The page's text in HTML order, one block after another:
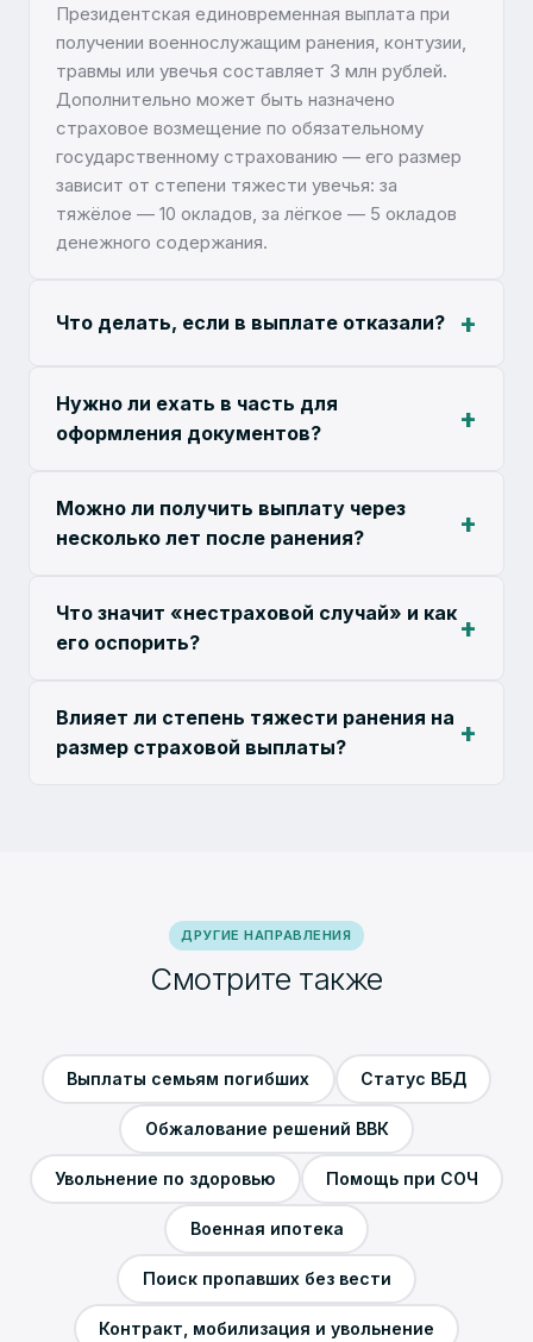
Президентская единовременная выплата при
получении военнослужащим ранения, контузии,
травмы или увечья составляет 3 млн рублей.
Дополнительно может быть назначено
страховое возмещение по обязательному
государственному страхованию — его размер
зависит от степени тяжести увечья: за
тяжёлое — 10 окладов, за лёгкое — 5 окладов
денежного содержания.
Что делать, если в выплате отказали?
Нужно ли ехать в часть для
оформления документов?
Можно ли получить выплату через
несколько лет после ранения?
Что значит «нестраховой случай» и как
его оспорить?
Влияет ли степень тяжести ранения на
размер страховой выплаты?
ДРУГИЕ НАПРАВЛЕНИЯ
Смотрите также
Выплаты семьям погибших Статус ВБД
Обжалование решений ВВК
Увольнение по здоровью Помощь при СОЧ
Военная ипотека
Поиск пропавших без вести
Контракт, мобилизация и увольнение